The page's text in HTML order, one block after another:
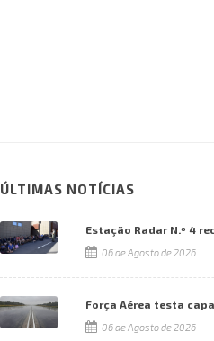
ÚLTIMAS NOTÍCIAS
Estação Radar N.º 4
06 de Agosto de 2026
Força Aérea testa
06 de Agosto de 2026